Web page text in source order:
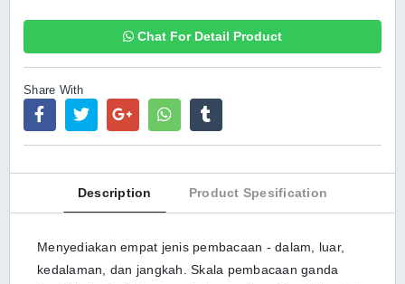
Chat For Detail Product
Share With
Description Product Spesification
Menyediakan empat jenis pembacaan - dalam, luar,
kedalaman, dan jangkah. Skala pembacaan ganda